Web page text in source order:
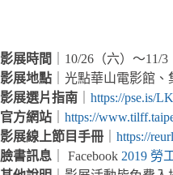
影展時間
｜10/26（六）～11/3
影展地點 ｜光點華山電影館
影展選片指南
https://pse.is/
官方網站
https://
影展線上節目手冊
https://
臉書訊息 ｜ Facebook 2019 勞